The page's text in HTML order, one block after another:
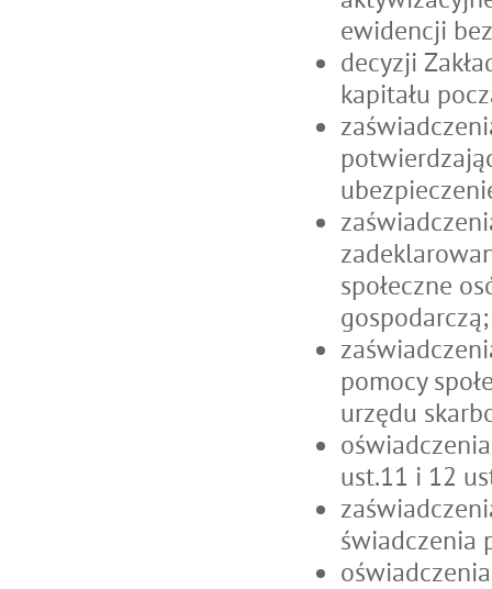
ewidencji
decyzji
kapitału
społeczne
gospodarczą;
pomocy
urzędu
ust.11 i 12
świadczenia